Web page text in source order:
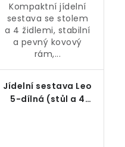
Kompaktní jídelní
sestava se stolem
a 4 židlemi, stabilní
a pevný kovový
rám,...
Jídelní sestava Leo
5-dílná (stůl a 4